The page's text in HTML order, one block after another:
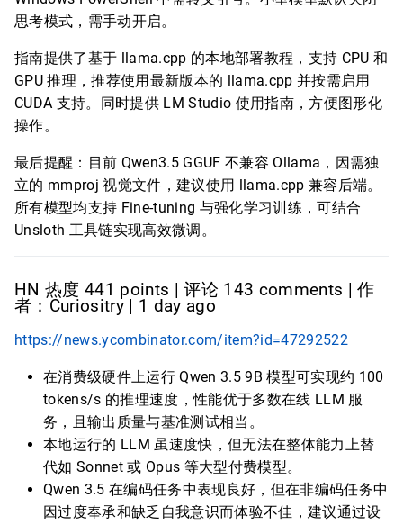
思考模式，需手动开启。
指南提供了基于 llama.cpp 的本地部署教程，支持 CPU 和
GPU 推理，推荐使用最新版本的 llama.cpp 并按需启用
CUDA 支持。同时提供 LM Studio 使用指南，方便图形化
操作。
最后提醒：目前 Qwen3.5 GGUF 不兼容 Ollama，因需独
立的 mmproj 视觉文件，建议使用 llama.cpp 兼容后端。
所有模型均支持 Fine-tuning 与强化学习训练，可结合
Unsloth 工具链实现高效微调。
HN 热度 441 points | 评论 143 comments | 作
者：Curiositry | 1 day ago
https://news.ycombinator.com/item?id=47292522
在消费级硬件上运行 Qwen 3.5 9B 模型可实现约 100
tokens/s 的推理速度，性能优于多数在线 LLM 服
务，且输出质量与基准测试相当。
本地运行的 LLM 虽速度快，但无法在整体能力上替
代如 Sonnet 或 Opus 等大型付费模型。
Qwen 3.5 在编码任务中表现良好，但在非编码任务中
因过度奉承和缺乏自我意识而体验不佳，建议通过设